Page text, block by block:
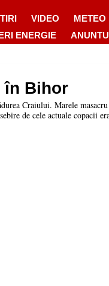
VIDEO METEO
ENERGIE
în Bihor
Craiului. Marele
de cele actuale copacii